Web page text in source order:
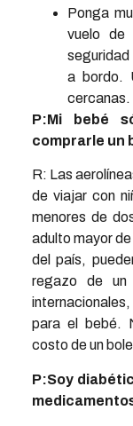
Ponga
vuelo de
a bordo.
cercanas.
P:Mi bebé
comprarle un
R: Las
de viajar con
menores de
adulto mayor
del país,
regazo de un
para el bebé.
costo de un
P:Soy